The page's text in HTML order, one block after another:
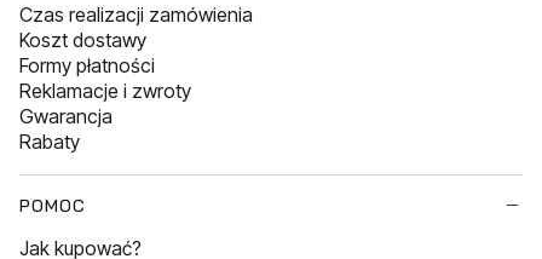
Czas realizacji zamówienia
Koszt dostawy
Formy płatności
Reklamacje i zwroty
Gwarancja
Rabaty
POMOC
Jak kupować?